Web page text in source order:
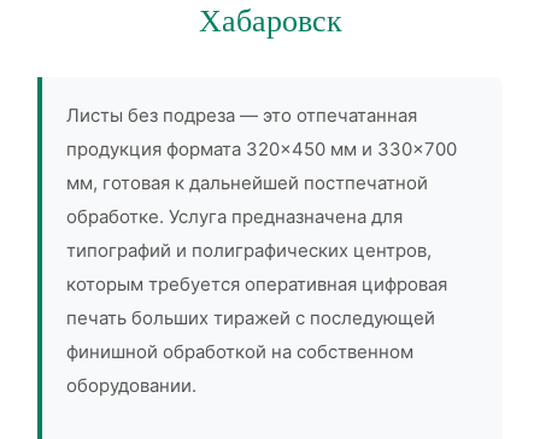
Хабаровск
Листы без подреза — это отпечатанная
продукция формата 320×450 мм и 330×700
мм, готовая к дальнейшей постпечатной
обработке. Услуга предназначена для
типографий и полиграфических центров,
которым требуется оперативная цифровая
печать больших тиражей с последующей
финишной обработкой на собственном
оборудовании.